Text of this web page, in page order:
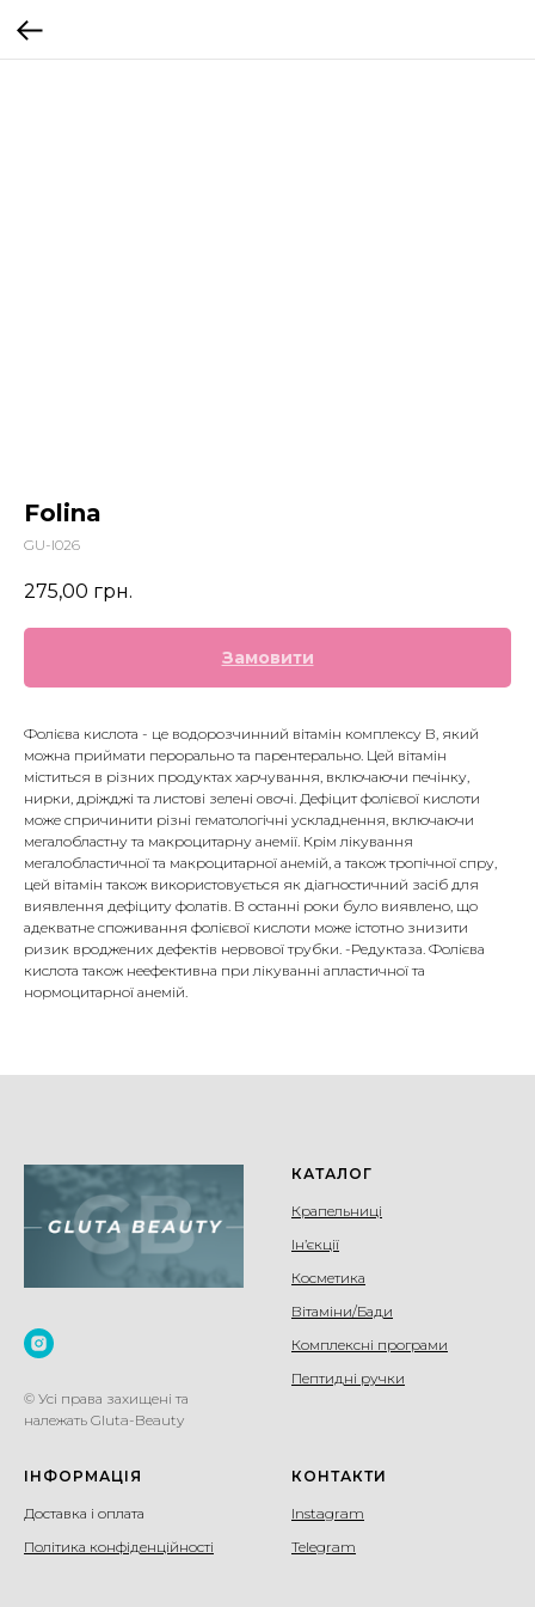
Folina
GU-I026
275,00 грн.
Замовити
Фолієва кислота - це водорозчинний вітамін комплексу В, який
можна приймати перорально та парентерально. Цей вітамін
міститься в різних продуктах харчування, включаючи печінку,
нирки, дріжджі та листові зелені овочі. Дефіцит фолієвої кислоти
може спричинити різні гематологічні ускладнення, включаючи
мегалобластну та макроцитарну анемії. Крім лікування
мегалобластичної та макроцитарної анемій, а також тропічної спру,
цей вітамін також використовується як діагностичний засіб для
виявлення дефіциту фолатів. В останні роки було виявлено, що
адекватне споживання фолієвої кислоти може істотно знизити
ризик вроджених дефектів нервової трубки. -Редуктаза. Фолієва
кислота також неефективна при лікуванні апластичної та
нормоцитарної анемій.
© Усі права захищені та
належать Gluta-Beauty
КАТАЛОГ
Крапельниці
Ін’єкції
Косметика
Вітаміни/Бади
Комплексні програми
Пептидні ручки
ІНФОРМАЦІЯ
Доставка і оплата
Політика конфіденційності
КОНТАКТИ
Instagram
Telegram